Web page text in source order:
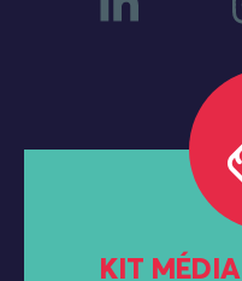
KIT MÉDIA